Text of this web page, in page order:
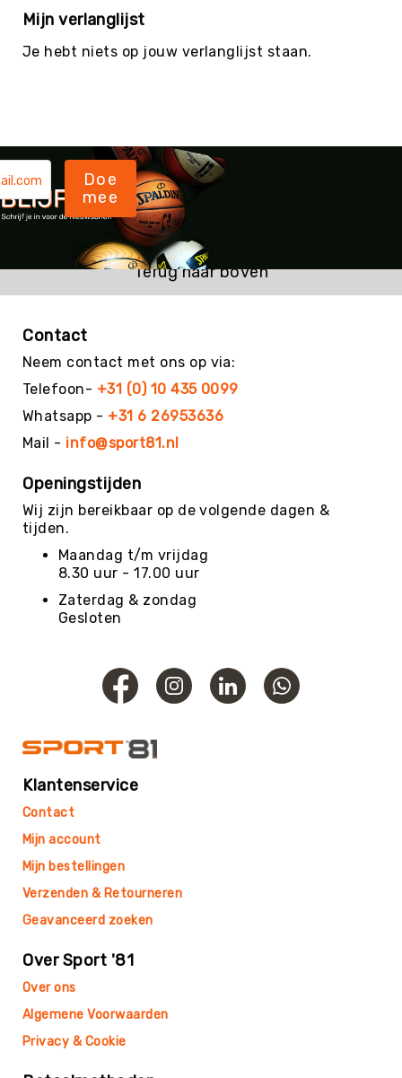
Yoga
Bolsters
Yoga
Pakketten
Yogamat
reiniging
Zaalvoetbal
Zaalvoetballen
BALLEN
American
Football
Basketballen
Floorball
Golfballen
Handballen
Hockeyballen
Honkballen
Rugbyballen
Voetballen
Speelballen
ballen
Pleinballen
ballen
Ballenpakketten
Mijn verlanglijst
Je hebt niets op jouw verlanglijst staan.
Doe
mee
Terug naar boven
Contact
Neem contact met ons op via:
Telefoon- +31 (0) 10 435 0099
Whatsapp - +31 6 26953636
Mail - info@sport81.nl
Openingstijden
Wij zijn bereikbaar op de volgende dagen &
tijden.
Maandag t/m vrijdag
8.30 uur - 17.00 uur
Zaterdag & zondag
Gesloten
Klantenservice
Contact
Mijn account
Mijn bestellingen
Verzenden & Retourneren
Geavanceerd zoeken
Over Sport '81
Over ons
Algemene Voorwaarden
Privacy & Cookie